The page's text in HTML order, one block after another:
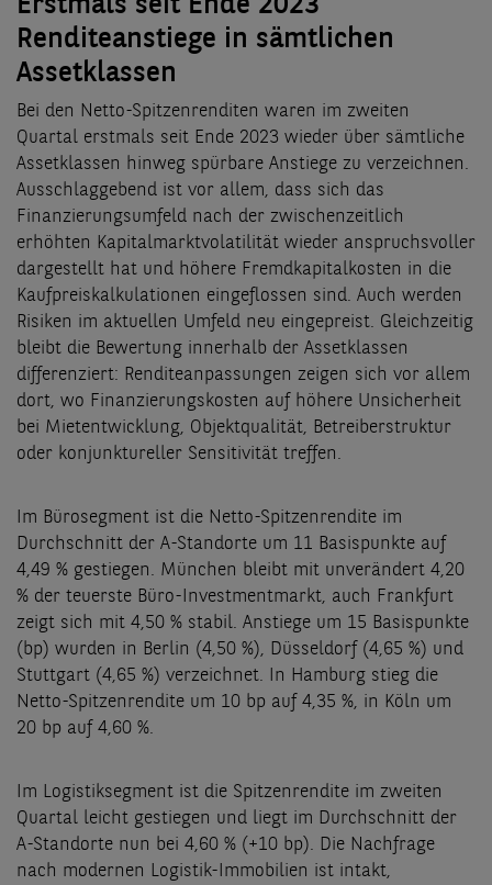
Erstmals seit Ende 2023
Renditeanstiege in sämtlichen
Assetklassen
Bei den Netto-Spitzenrenditen waren im zweiten
Quartal erstmals seit Ende 2023 wieder über sämtliche
Assetklassen hinweg spürbare Anstiege zu verzeichnen.
Ausschlaggebend ist vor allem, dass sich das
Finanzierungsumfeld nach der zwischenzeitlich
erhöhten Kapitalmarktvolatilität wieder anspruchsvoller
dargestellt hat und höhere Fremdkapitalkosten in die
Kaufpreiskalkulationen eingeflossen sind. Auch werden
Risiken im aktuellen Umfeld neu eingepreist. Gleichzeitig
bleibt die Bewertung innerhalb der Assetklassen
differenziert: Renditeanpassungen zeigen sich vor allem
dort, wo Finanzierungskosten auf höhere Unsicherheit
bei Mietentwicklung, Objektqualität, Betreiberstruktur
oder konjunktureller Sensitivität treffen.
Im Bürosegment ist die Netto-Spitzenrendite im
Durchschnitt der A-Standorte um 11 Basispunkte auf
4,49 % gestiegen. München bleibt mit unverändert 4,20
% der teuerste Büro-Investmentmarkt, auch Frankfurt
zeigt sich mit 4,50 % stabil. Anstiege um 15 Basispunkte
(bp) wurden in Berlin (4,50 %), Düsseldorf (4,65 %) und
Stuttgart (4,65 %) verzeichnet. In Hamburg stieg die
Netto-Spitzenrendite um 10 bp auf 4,35 %, in Köln um
20 bp auf 4,60 %.
Im Logistiksegment ist die Spitzenrendite im zweiten
Quartal leicht gestiegen und liegt im Durchschnitt der
A-Standorte nun bei 4,60 % (+10 bp). Die Nachfrage
nach modernen Logistik-Immobilien ist intakt,